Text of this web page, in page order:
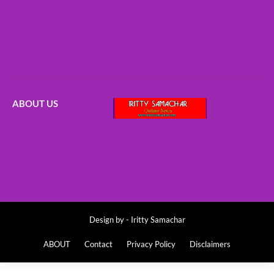
ABOUT US
Design by - Iritty Samachar
ABOUT Contact Privacy Policy Disclaimers